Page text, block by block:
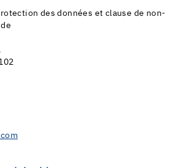
des données et clause de non-